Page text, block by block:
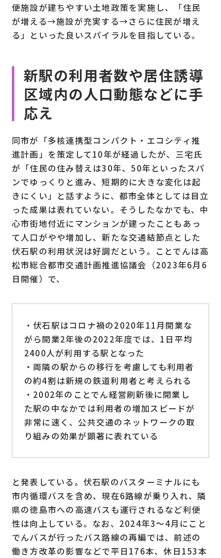
便施設が建ちやすい土地政策を実施し、「住民
が増える→施設が充実する→さらに住民が増え
る」といった良いスパイラルを目指している。
新駅の利用者数や居住誘導
区域内の人口動態などに手
応え
同市が「多核連携型コンパクト・エコシティ推
進計画」を策定して10年が経過したが、三宅氏
が「住民の住み替えは30年、50年といったスパ
ンでゆっくりと進み、短期的に大きな変化は起
きにくい」と話すように、都市全体としては目立
った成果は表れていない。そうしたなかでも、中
心市街地付近にマンションが建ったこともあっ
て人口がやや増加し、新たな交通結節点とした
伏石駅の利用状況は好調だという。ことでんは高
松市総合都市交通計画推進協議会（2023年6月6
日開催）で、
・伏石駅はコロナ禍の2020年11月開業な
がら開業2年後の2022年度では、1日平均
2400人が利用する駅となった
・両隣の駅からの移行を考慮しても利用者
の約4割は新規の鉄道利用者と考えられる
・2002年のことでん経営刷新後に開業し
た駅の中なかでは利用者の増加スピードが
非常に速く、公共交通のネットワークの取
り組みの効果が顕著に表れている
と発表している。伏石駅のバスターミナルにも
市内循環バスを含め、現在6路線が乗り入れ、隣
県の徳島市への高速バスも運行されるなど利便
性は向上している。なお、2024年3～4月にこと
でんバスが行ったバス路線の再編では、前述の
働き方改革の影響などで平日176本、休日153本